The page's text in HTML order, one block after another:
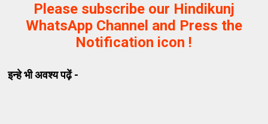
Please subscribe our Hindikunj
WhatsApp Channel and Press the
Notification icon !
इन्हे भी अवश्य पढ़ें -